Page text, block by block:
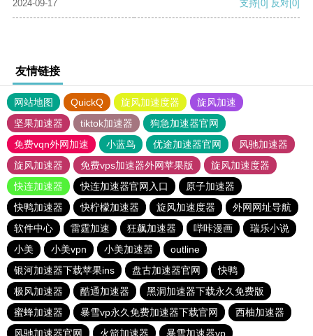
2024-09-17
支持[0] 反对[0]
友情链接
网站地图 QuickQ 旋风加速度器
旋风加速
坚果加速器
tiktok加速器
狗急加速器官网
免费vqn外网加速
小蓝鸟 优途加速器官网
风驰加速器
旋风加速器
免费vps加速器外网苹果版
旋风加速度器
快连加速器
快连加速器官网入口
原子加速器
快鸭加速器
快柠檬加速器 旋风加速度器
外网网址导航
软件中心
雷霆加速 狂飙加速器 哔咔漫画
瑞乐小说
小美
小美vpn 小美加速器
outline
银河加速器下载苹果ins
盘古加速器官网
快鸭
极风加速器
酷通加速器
黑洞加速器下载永久免费版
蜜蜂加速器
暴雪vp永久免费加速器下载官网
西柚加速器
风驰加速器官网
火箭加速器 暴雪加速器vp